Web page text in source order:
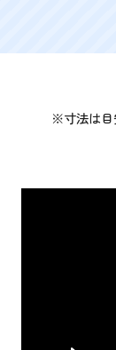
※寸法は目